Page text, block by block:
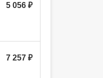
5 056
7 257